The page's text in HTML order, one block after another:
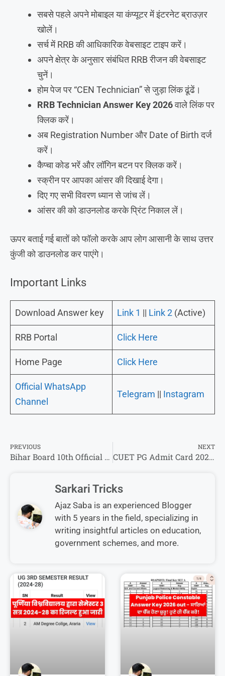
सबसे पहले अपने मोबाइल या कंप्यूटर में इंटरनेट ब्राउज़र
खोलें।
सर्च में RRB की आधिकारिक वेबसाइट टाइप करें।
अपने क्षेत्र के अनुसार संबंधित RRB रीजन की वेबसाइट
चुनें।
होम पेज पर “CEN Technician” से जुड़ा लिंक ढूंढें।
RRB Technician Answer Key 2026वाले लिंक पर
क्लिक करें।
अब Registration Number और Date of Birth दर्ज
करें।
कैप्चा कोड भरें और लॉगिन बटन पर क्लिक करें।
स्क्रीन पर आपका आंसर की दिखाई देगा।
दिए गए सभी विवरण ध्यान से जांच लें।
आंसर की को डाउनलोड करके प्रिंट निकाल लें।
ऊपर बताई गई बातों को फॉलो करके आप लोग आसानी के साथ उत्तर
कुंजी को डाउनलोड कर पाएंगे।
Important Links
Download Answer key Link 1 || Link 2 (Active)
RRB Portal Click Here
Home Page Click Here
Official WhatsApp
Channel
Telegram || Instagram
PREVIOUS
Bihar Board 10th Official Answer Key 2026 : कक्षा 10वीं का आधिकारिक उत्तर कुंजी यहां से देखें!
NEXT
CUET PG Admit Card 2026 : एग्जाम सिटी और प्रवेश पत्र यहां से डाउनलोड करें!
Sarkari Tricks
Ajaz Saba is an experienced Blogger
with 5 years in the field, specializing in
writing insightful articles on education,
government schemes, and more.